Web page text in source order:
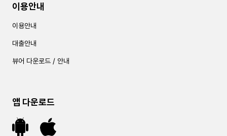
이용안내
이용안내
대출안내
뷰어 다운로드 / 안내
앱 다운로드